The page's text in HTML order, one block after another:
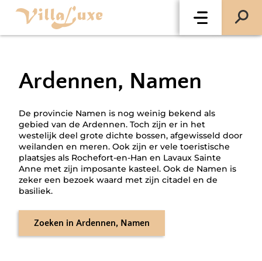
Ardennen, Namen
De provincie Namen is nog weinig bekend als
gebied van de Ardennen. Toch zijn er in het
westelijk deel grote dichte bossen, afgewisseld door
weilanden en meren. Ook zijn er vele toeristische
plaatsjes als Rochefort-en-Han en Lavaux Sainte
Anne met zijn imposante kasteel. Ook de Namen is
zeker een bezoek waard met zijn citadel en de
basiliek.
Zoeken in Ardennen, Namen